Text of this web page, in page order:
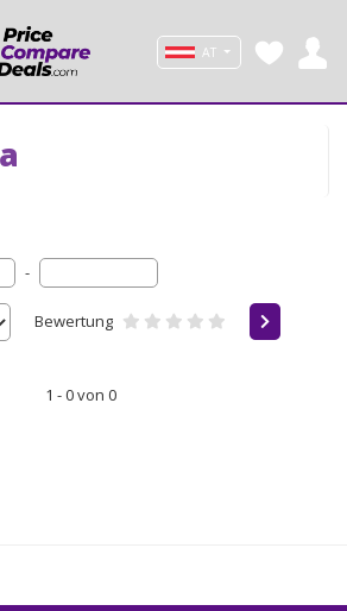
AT
-
Bewertung
1 - 0 von 0